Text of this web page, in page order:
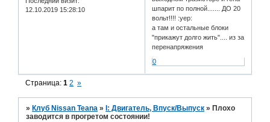
12.10.2019 15:28:10
шпарит по полной....... ДО 20
вольт!!!! :yep:
а там и остальные блоки
"прикажут долго жить".... из за
перенапряжения
0
Страница:1 2 »
»Клуб Nissan Teana »I: Двигатель, Впуск/Выпуск »Плохо
заводится в прогретом состоянии!